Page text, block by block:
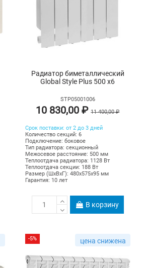
Радиатор биметаллический
Global Style Plus 500 х6
STP05001006
10 830,00 ₽11 400,00 ₽
Срок поставки: от 2 до 3 дней
Количество секций: 6
Подключение: боковое
Тип радиатора: секционный
Межосевое расстояние: 500 мм
Теплоотдача радиатора: 1128 Вт
Теплоотдача секции: 188 Вт
Размер (ШхВхГ): 480х575х95 мм
Гарантия: 10 лет
В корзину
цена снижена
-5%